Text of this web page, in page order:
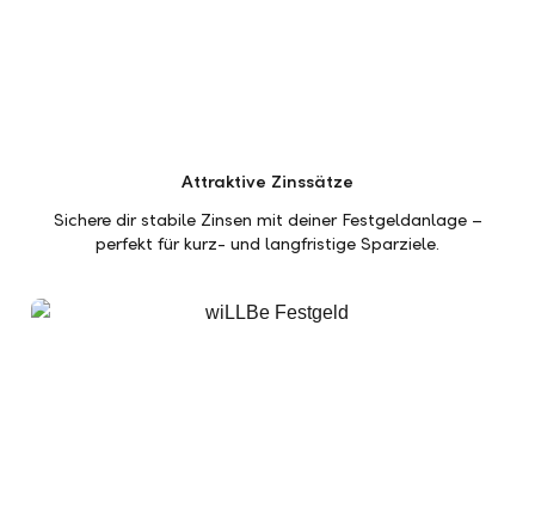
Attraktive Zinssätze
Sichere dir stabile Zinsen mit deiner Festgeldanlage –
perfekt für kurz- und langfristige Sparziele.